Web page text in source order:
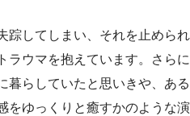
踪してしまい、それを止められ
ラウマを抱えています。さらに
暮らしていたと思いきや、ある
をゆっくりと癒すかのような演